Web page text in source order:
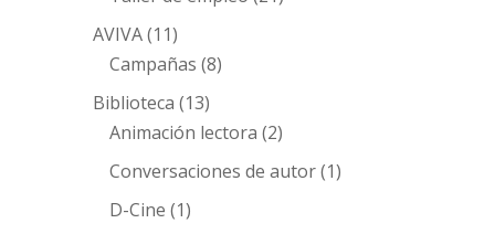
AVIVA(11)
Campañas (8)
Biblioteca (13)
Animación lectora (2)
Conversaciones de autor(1)
D-Cine (1)